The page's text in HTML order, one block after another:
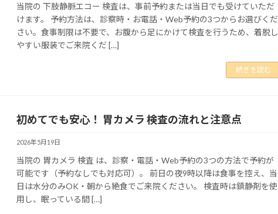
当院の 下肢静脈エコー 検査は、事前予約または当日でも受けていただ
けます。 予約方法は、診察時・お電話・Web予約の3つからお選びくだ
さい。食事制限は不要で、お腹から足にかけて検査を行うため、着脱し
やすい服装でご来院くだ […]
続きを読む
初めてでも安心！ 胃カメラ 検査の流れと注意点
2026年5月19日
当院の 胃カメラ 検査 は、診察・電話・Web予約の3つの方法で予約が
可能です（予約なしでも対応可）。 前日の夜9時以降は食事を控え、当
日は水分のみOK・朝から絶食でご来院ください。 検査時は鎮静剤を使
用し、眠っている間 […]